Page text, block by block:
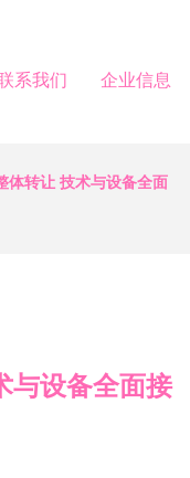
系我们 企业信息
体转让 技术与设备全面
与设备全面接